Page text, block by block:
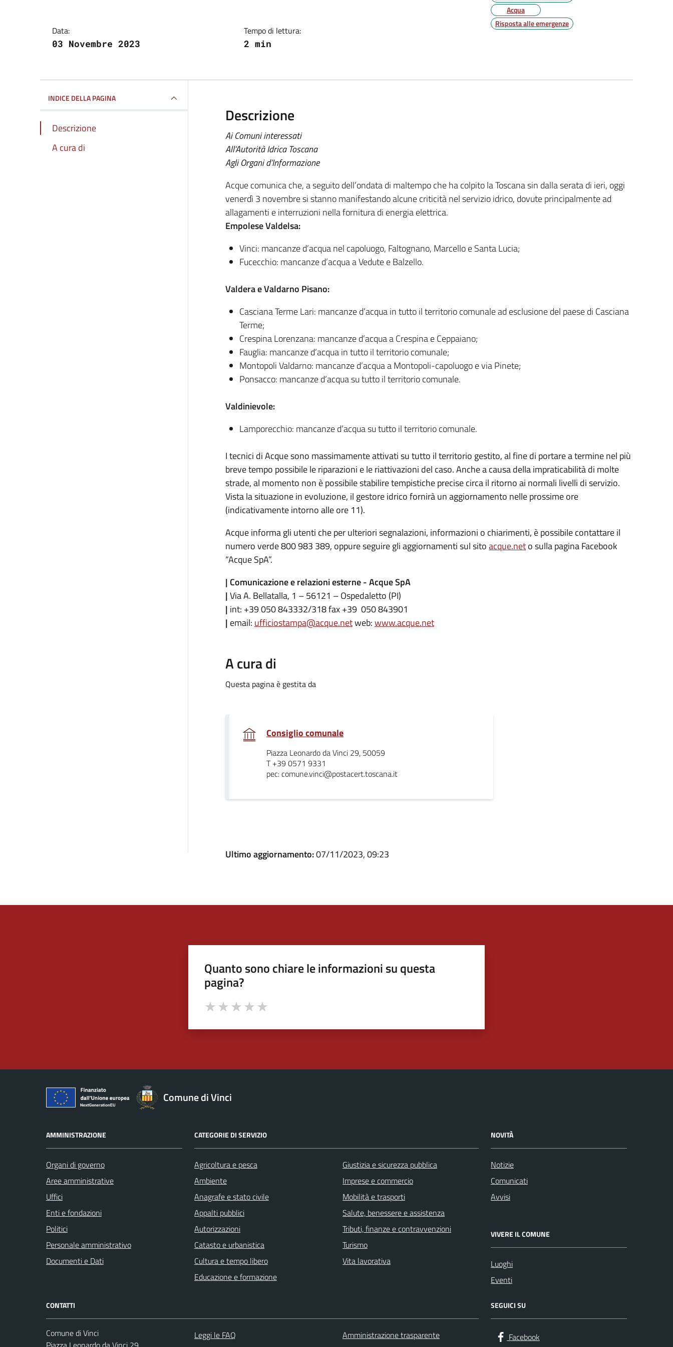
Data:
03 Novembre 2023
Tempo di lettura:
2 min
Acqua
Risposta alle emergenze
INDICE DELLA PAGINA
Descrizione
A cura di
Descrizione
Ai Comuni interessati
All’Autorità Idrica Toscana
Agli Organi d’Informazione
Acque comunica che, a seguito dell’ondata di maltempo che ha colpito la Toscana sin dalla serata di ieri, oggi
venerdì 3 novembre si stanno manifestando alcune criticità nel servizio idrico, dovute principalmente ad
allagamenti e interruzioni nella fornitura di energia elettrica.
Empolese Valdelsa:
Vinci: mancanze d’acqua nel capoluogo, Faltognano, Marcello e Santa Lucia;
Fucecchio: mancanze d’acqua a Vedute e Balzello.
Valdera e Valdarno Pisano:
Casciana Terme Lari: mancanze d’acqua in tutto il territorio comunale ad esclusione del paese di Casciana
Terme;
Crespina Lorenzana: mancanze d’acqua a Crespina e Ceppaiano;
Fauglia: mancanze d’acqua in tutto il territorio comunale;
Montopoli Valdarno: mancanze d’acqua a Montopoli-capoluogo e via Pinete;
Ponsacco: mancanze d’acqua su tutto il territorio comunale.
Valdinievole:
Lamporecchio: mancanze d’acqua su tutto il territorio comunale.
I tecnici di Acque sono massimamente attivati su tutto il territorio gestito, al fine di portare a termine nel più
breve tempo possibile le riparazioni e le riattivazioni del caso. Anche a causa della impraticabilità di molte
strade, al momento non è possibile stabilire tempistiche precise circa il ritorno ai normali livelli di servizio.
Vista la situazione in evoluzione, il gestore idrico fornirà un aggiornamento nelle prossime ore
(indicativamente intorno alle ore 11).
Acque informa gli utenti che per ulteriori segnalazioni, informazioni o chiarimenti, è possibile contattare il
numero verde 800 983 389, oppure seguire gli aggiornamenti sul sitoacque.neto sulla pagina Facebook
“Acque SpA”.
| Comunicazione e relazioni esterne - Acque SpA
|Via A. Bellatalla, 1 – 56121 – Ospedaletto (PI)
| int: +39 050 843332/318 fax +39 050 843901
| email: ufficiostampa@acque.netweb:www.acque.net
A cura di
Questa pagina è gestita da
Consiglio comunale.
Piazza Leonardo da Vinci 29, 50059
T +39 0571 9331
pec: comune.vinci@postacert.toscana.it
Ultimo aggiornamento:07/11/2023, 09:23
Quanto sono chiare le informazioni su questa
pagina?
Comune di Vinci
AMMINISTRAZIONE
Organi di governo
Aree amministrative
Uffici
Enti e fondazioni
Politici
Personale amministrativo
Documenti e Dati
CATEGORIE DI SERVIZIO
Agricoltura e pesca
Ambiente
Anagrafe e stato civile
Appalti pubblici
Autorizzazioni
Catasto e urbanistica
Cultura e tempo libero
Educazione e formazione
Giustizia e sicurezza pubblica
Imprese e commercio
Mobilità e trasporti
Salute, benessere e assistenza
Tributi, finanze e contravvenzioni
Turismo
Vita lavorativa
NOVITÀ
Notizie
Comunicati
Avvisi
VIVERE IL COMUNE
Luoghi
Eventi
CONTATTI
Comune di Vinci
Leggi le FAQ
Amministrazione trasparente
SEGUICI SU
Facebook